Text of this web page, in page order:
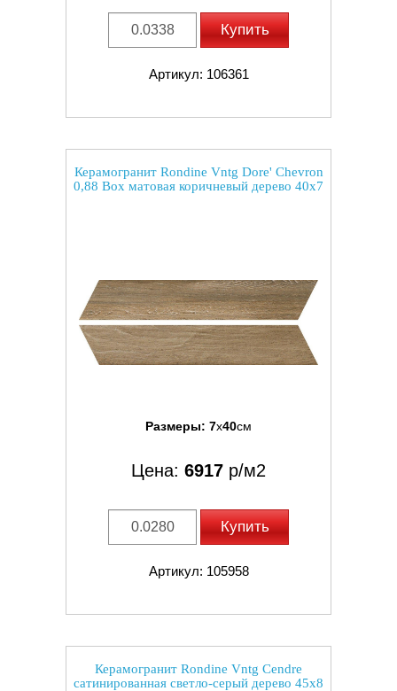
Купить
Артикул: 106361
Керамогранит Rondine Vntg Dore' Chevron
0,88 Box матовая коричневый дерево 40x7
Размеры: 7x40см
Цена: 6917 р/м2
Купить
Артикул: 105958
Керамогранит Rondine Vntg Cendre
сатинированная светло-серый дерево 45x8